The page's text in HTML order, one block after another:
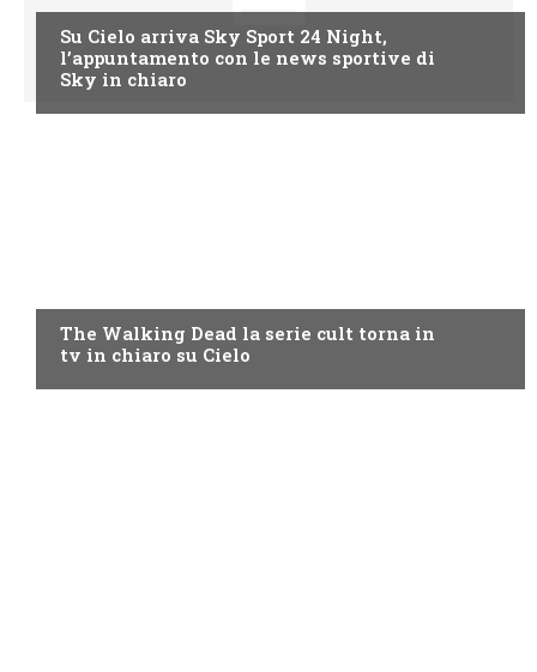
Su Cielo arriva Sky Sport 24 Night,
l’appuntamento con le news sportive di
Sky in chiaro
The Walking Dead la serie cult torna in
tv in chiaro su Cielo